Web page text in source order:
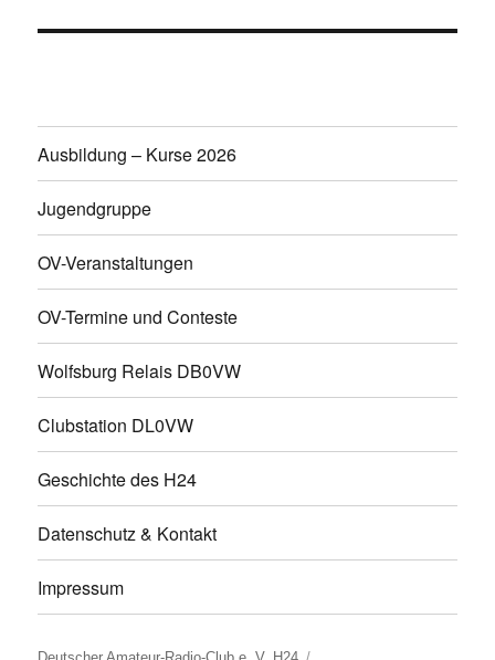
Ausbildung – Kurse 2026
Jugendgruppe
OV-Veranstaltungen
OV-Termine und Conteste
Wolfsburg Relais DB0VW
Clubstation DL0VW
Geschichte des H24
Datenschutz & Kontakt
Impressum